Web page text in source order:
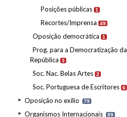
Posições públicas 1
Recortes/Imprensa 49
Oposição democrática 1
Prog. para a Democratização da
República
3
Soc. Nac. Belas Artes 2
Soc. Portuguesa de Escritores 6
Oposição no exílio 79
Organismos Internacionais 89